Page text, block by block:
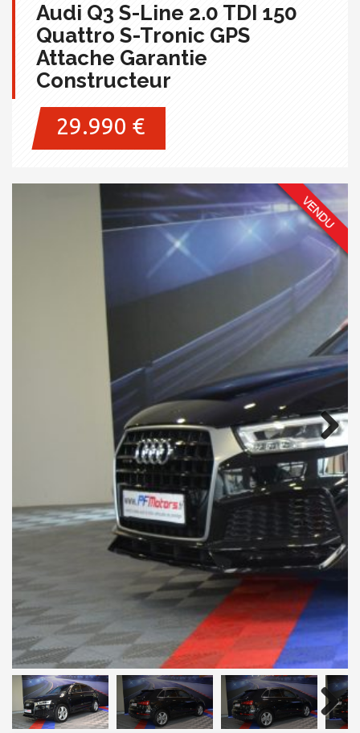
Audi Q3 S-Line 2.0 TDI 150
Quattro S-Tronic GPS
Attache Garantie
Constructeur
29.990 €
Next